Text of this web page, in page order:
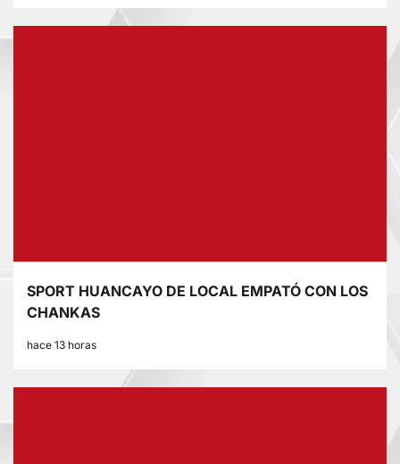
SPORT HUANCAYO DE LOCAL EMPATÓ CON LOS
CHANKAS
hace 13 horas